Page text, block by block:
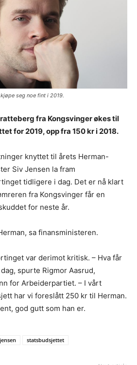
seg noe fint i 2019.
fra Kongsvinger økes til
for 2019, opp fra 150 kr i 2018.
knyttet til årets Herman-
Siv Jensen la fram
tidligere i dag. Det er nå klart
fra Kongsvinger får en
for neste år.
sa finansministeren.
var derimot kritisk. – Hva får
spurte Rigmor Aasrud,
for Arbeiderpartiet. – I vårt
har vi foreslått 250 kr til Herman.
god gutt som han er.
statsbudsjettet